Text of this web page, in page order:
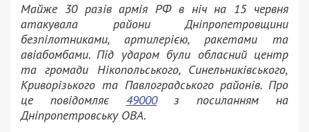
Майже 30 разів армія РФ в ніч на 15 червня
атакувала райони Дніпропетровщини
безпілотниками, артилерією, ракетами та
авіабомбами. Під ударом були обласний центр
та громади Нікопольського, Синельниківського,
Криворізького та Павлоградського районів. Про
це повідомляє 49000з посиланням на
Дніпропетровську ОВА.